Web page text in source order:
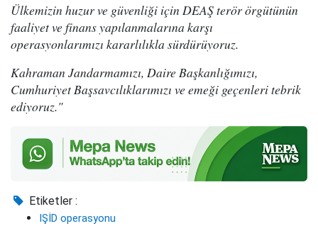
Ülkemizin huzur ve güvenliği için DEAŞ terör örgütünün
faaliyet ve finans yapılanmalarına karşı
operasyonlarımızı kararlılıkla sürdürüyoruz.
Kahraman Jandarmamızı, Daire Başkanlığımızı,
Cumhuriyet Başsavcılıklarımızı ve emeği geçenleri tebrik
ediyoruz."
Etiketler :
IŞİD operasyonu